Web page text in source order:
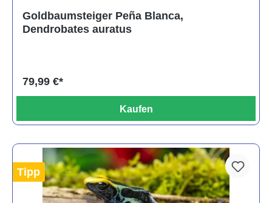
Goldbaumsteiger Peña Blanca,
Dendrobates auratus
79,99 €*
Kaufen
Tipp